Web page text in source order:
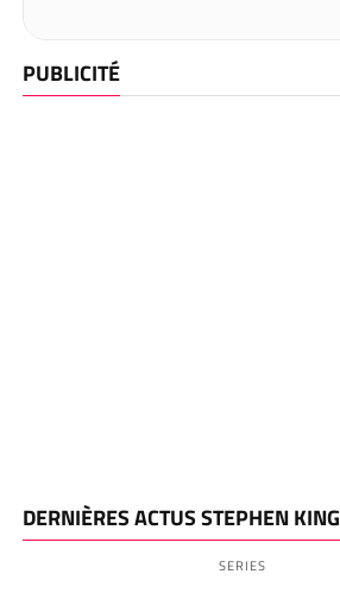
PUBLICITÉ
DERNIÈRES ACTUS STEPHEN KING
SERIES